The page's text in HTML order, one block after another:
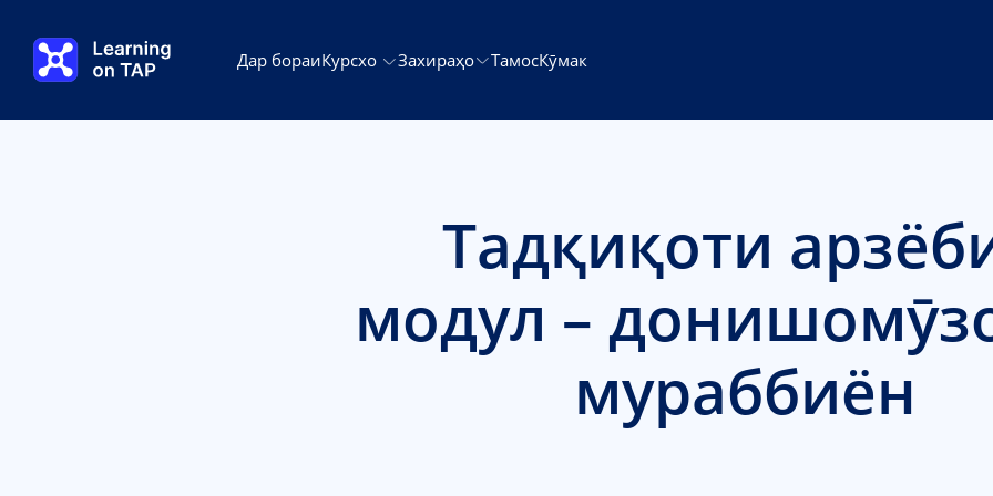
Дар бораиКурсхо Захираҳо ТамосКӯмак
Тадқиқоти
модул –
мураббиён